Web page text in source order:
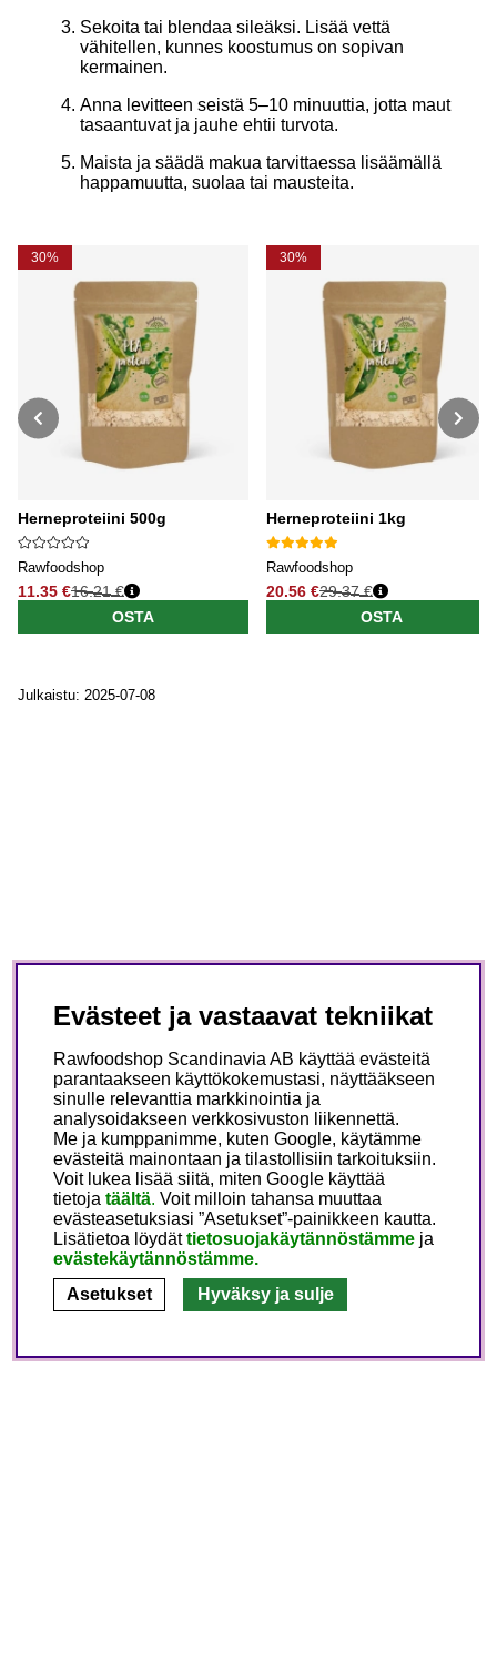
Sekoita tai blendaa sileäksi. Lisää vettä
vähitellen, kunnes koostumus on sopivan
kermainen.
Anna levitteen seistä 5–10 minuuttia, jotta maut
tasaantuvat ja jauhe ehtii turvota.
Maista ja säädä makua tarvittaessa lisäämällä
happamuutta, suolaa tai mausteita.
30%
Herneproteiini 500g
Rawfoodshop
11.35 €
Normaali hinta
16.21 €
OSTA
30%
Herneproteiini 1kg
Rawfoodshop
20.56 €
Normaali hinta
29.37 €
OSTA
Julkaistu: 2025-07-08
Evästeet ja vastaavat tekniikat
Rawfoodshop Scandinavia AB käyttää evästeitä
parantaakseen käyttökokemustasi, näyttääkseen
sinulle relevanttia markkinointia ja
analysoidakseen verkkosivuston liikennettä.
Me ja kumppanimme, kuten Google, käytämme
evästeitä mainontaan ja tilastollisiin tarkoituksiin.
Voit lukea lisää siitä, miten Google käyttää
tietoja täältä. Voit milloin tahansa muuttaa
evästeasetuksiasi ”Asetukset”-painikkeen kautta.
Lisätietoa löydättietosuojakäytännöstämme ja
evästekäytännöstämme.
Asetukset
Hyväksy ja sulje